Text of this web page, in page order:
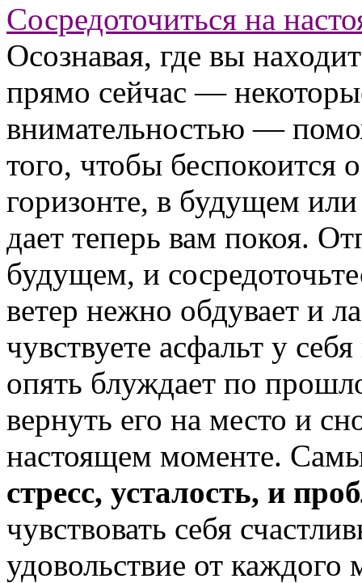
Сосредоточиться на
Осознавая, где вы
прямо сейчас —
внимательностью —
того, чтобы беспокоится
горизонте, в будущем
дает теперь вам покоя.
будущем, и
ветер нежно обдувает и
чувствуете асфальт у
опять блуждает по
вернуть его на место и
настоящем моменте.
стресс, усталость, и
чувствовать себя
удовольствие от